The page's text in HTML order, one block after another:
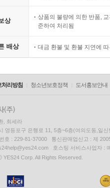
상
상품의 불량에 의한 반품,
준하여 처리됨
배상 대금 환불 및 환불 지연에
리방침 청소년보호정책 도서홍보안내
, 최세라
영등포구 은행로 11, 5층~6층(여의도동,일신
호 : 229-81-37000 통신판매업신고 : 제
호스팅 서비스사업자 :
Corp. All Rights Reserved.